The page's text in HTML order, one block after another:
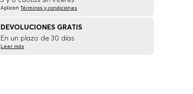
AplicanTérminos y condiciones
DEVOLUCIONES GRATIS
En un plazo de 30 días
Leer más